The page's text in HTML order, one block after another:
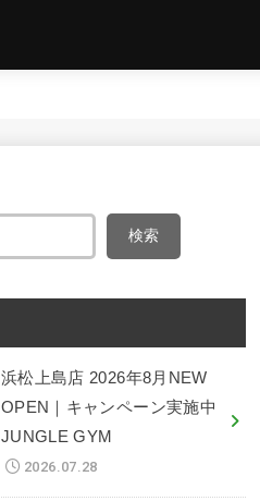
検索
浜松上島店 2026年8月NEW
OPEN｜キャンペーン実施中
JUNGLE GYM
2026.07.28